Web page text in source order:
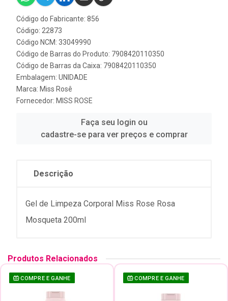
Código do Fabricante: 856
Código: 22873
Código NCM: 33049990
Código de Barras do Produto: 7908420110350
Código de Barras da Caixa: 7908420110350
Embalagem: UNIDADE
Marca: Miss Rosê
Fornecedor: MISS ROSE
Faça seu login ou
cadastre-se para ver preços e comprar
Descrição
Gel de Limpeza Corporal Miss Rose Rosa
Mosqueta 200ml
Produtos Relacionados
COMPRE E GANHE COMPRE E GANHE